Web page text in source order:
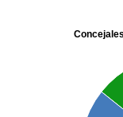
Concejales